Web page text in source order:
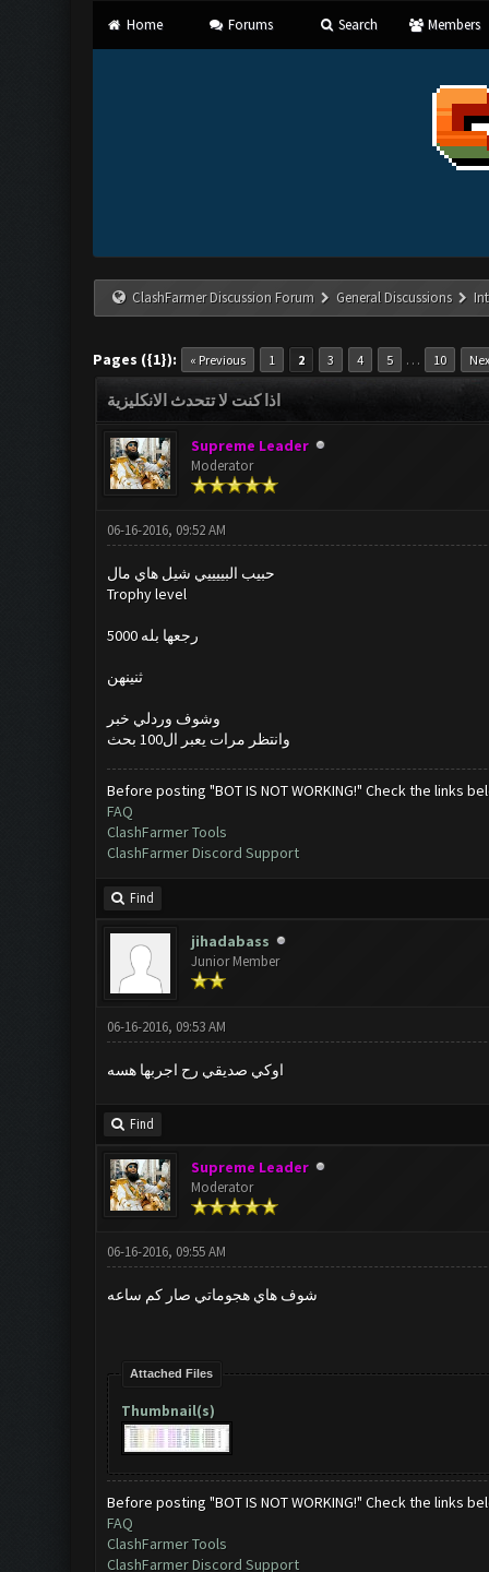
Home Forums Search Members
ClashFarmer Discussion Forum General Discussions
Pages ({1}): « Previous 1 2 3 4 5 … 10
اذا كنت لا تتحدث الانكليزية
Supreme Leader
Moderator
06-16-2016, 09:52 AM
حبيب البييييي شيل هاي مال
Trophy level
رجعها بله 5000
ثنينهن
وشوف وردلي خبر
وانتظر مرات يعبر ال100 بحث
Before posting "BOT IS NOT WORKING!" Check the links
FAQ
ClashFarmer Tools
ClashFarmer Discord Support
Find
jihadabass
Junior Member
06-16-2016, 09:53 AM
اوكي صديقي رح اجربها هسه
Find
Supreme Leader
Moderator
06-16-2016, 09:55 AM
شوف هاي هجوماتي صار كم ساعه
Attached Files
Thumbnail(s)
Before posting "BOT IS NOT WORKING!" Check the links
FAQ
ClashFarmer Tools
ClashFarmer Discord Support